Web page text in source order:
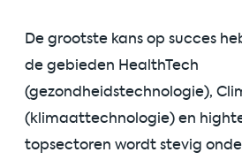
De grootste kans op succes
de gebieden HealthTech
(gezondheidstechnologie),
(klimaattechnologie) en
topsectoren wordt stevig